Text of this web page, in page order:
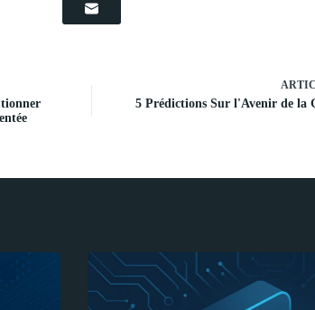
5 Prédictions Sur l'Avenir de la